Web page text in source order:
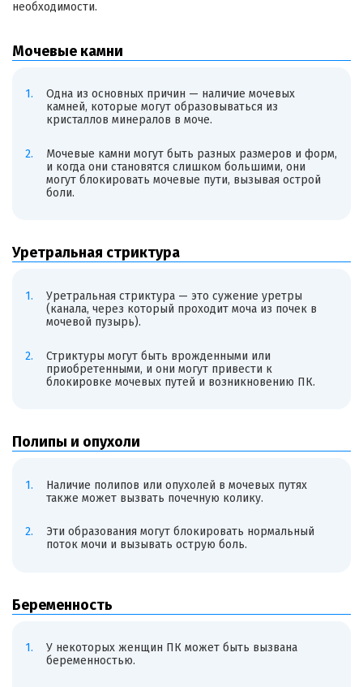
необходимости.
Мочевые камни
Одна из основных причин — наличие мочевых
камней, которые могут образовываться из
кристаллов минералов в моче.
Мочевые камни могут быть разных размеров и форм,
и когда они становятся слишком большими, они
могут блокировать мочевые пути, вызывая острой
боли.
Уретральная стриктура
Уретральная стриктура — это сужение уретры
(канала, через который проходит моча из почек в
мочевой пузырь).
Стриктуры могут быть врожденными или
приобретенными, и они могут привести к
блокировке мочевых путей и возникновению ПК.
Полипы и опухоли
Наличие полипов или опухолей в мочевых путях
также может вызвать почечную колику.
Эти образования могут блокировать нормальный
поток мочи и вызывать острую боль.
Беременность
У некоторых женщин ПК может быть вызвана
беременностью.